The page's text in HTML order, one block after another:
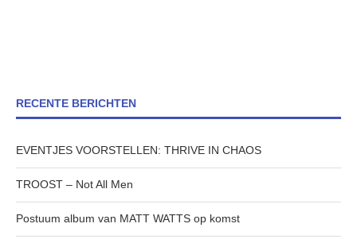
RECENTE BERICHTEN
EVENTJES VOORSTELLEN: THRIVE IN CHAOS
TROOST – Not All Men
Postuum album van MATT WATTS op komst